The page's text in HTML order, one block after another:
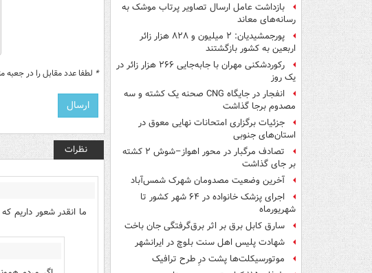
بازداشت عامل ارسال تصاویر پرتاب موشک به
رسانه‌های معاند
پورجمشیدیان: ۲ میلیون و ۸۲۸ هزار زائر
اربعین به کشور بازگشتند
رکوردشکنی مهران با جابه‌جایی ۲۶۶ هزار زائر در
یک روز
انفجار در جایگاه CNG صحنه یک کشته و سه
مصدوم برجا گذاشت
جزئیات برگزاری امتحانات نهایی معوق در
استان‌های جنوبی
تصادف مرگبار در محور اهواز–شوش ۲ کشته
بر جای گذاشت
آخرین وضعیت مصدومان شهرک شمس‌آباد
اجرای پزشک خانواده در ۶۴ شهر کشور تا
شهریورماه
سارق کابل برق بر اثر برق‌گرفتگی جان باخت
شهادت پلیس اهل سنت بلوچ در ایرانشهر
موتورسیکلت‌ها پشت درِ طرح ترافیک
* لطفا عدد مقابل را در جعبه
نظرات
ما انقدر شعور